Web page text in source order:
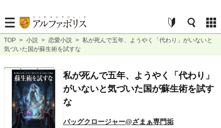
TOP > 小説 > 恋愛小説 > 私が死んで五年、ようやく「代わり」がいないと
気づいた国が蘇生術を試すな
恋愛 完結 長編
私が死んで五年、ようやく「代わり」
がいないと気づいた国が蘇生術を試す
な
バッグクロージャー@ざまぁ専門垢